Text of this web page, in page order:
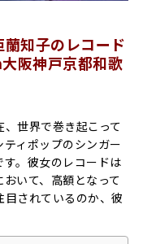
知子のレコード
阪神戸京都和歌
世界で巻き起こって
ィポップのシンガー
。彼女のレコードは
いて、高額となって
されているのか、彼